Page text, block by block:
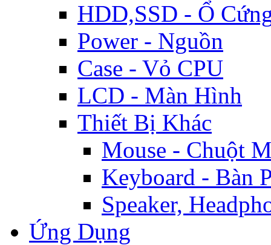
HDD,SSD - Ổ
Power - Nguồn
Case - Vỏ CPU
LCD - Màn Hình
Thiết Bị Khác
Mouse - Chuột
Keyboard - Bàn
Speaker,
Ứng Dụng